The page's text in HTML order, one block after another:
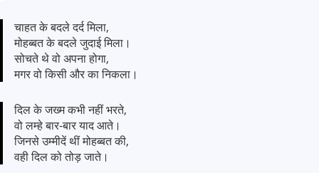
चाहत के बदले दर्द मिला,
मोहब्बत के बदले जुदाई मिला।
सोचते थे वो अपना होगा,
मगर वो किसी और का निकला।
दिल के जख्म कभी नहीं भरते,
वो लम्हे बार-बार याद आते।
जिनसे उम्मीदें थीं मोहब्बत की,
वही दिल को तोड़ जाते।